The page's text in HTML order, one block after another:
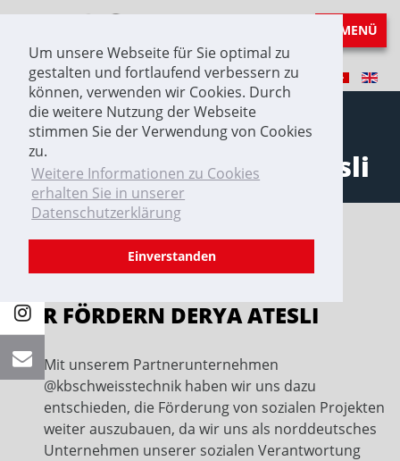
Um unsere Webseite für Sie optimal zu
gestalten und fortlaufend verbessern zu
können, verwenden wir Cookies. Durch
die weitere Nutzung der Webseite
stimmen Sie der Verwendung von Cookies
zu.
Weitere Informationen zu Cookies
erhalten Sie in unserer
Datenschutzerklärung
Einverstanden
MENÜ
Wir fördern Derya Atesli
WIR FÖRDERN DERYA ATESLI
Mit unserem Partnerunternehmen
@kbschweisstechnik haben wir uns dazu
entschieden, die Förderung von sozialen Projekten
weiter auszubauen, da wir uns als norddeutsches
Unternehmen unserer sozialen Verantwortung